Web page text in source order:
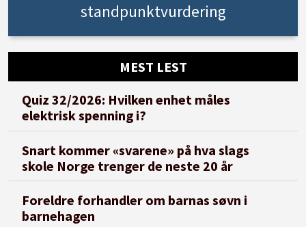
standpunktvurdering
MEST LEST
Quiz 32/2026: Hvilken enhet måles
elektrisk spenning i?
Snart kommer «svarene» på hva slags
skole Norge trenger de neste 20 år
Foreldre forhandler om barnas søvn i
barnehagen